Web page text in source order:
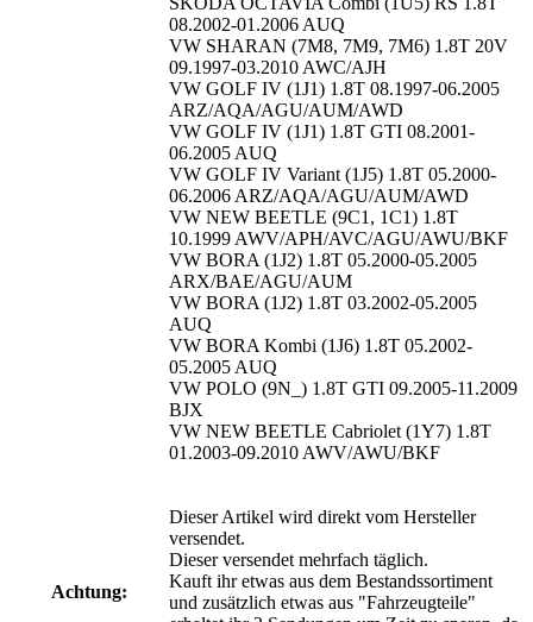
08.2002-01.2006 AUQ
VW SHARAN (7M8, 7M9, 7M6) 1.8T 20V
09.1997-03.2010 AWC/AJH
VW GOLF IV (1J1) 1.8T 08.1997-06.2005
ARZ/AQA/AGU/AUM/AWD
VW GOLF IV (1J1) 1.8T GTI 08.2001-
06.2005 AUQ
VW GOLF IV Variant (1J5) 1.8T 05.2000-
06.2006 ARZ/AQA/AGU/AUM/AWD
VW NEW BEETLE (9C1, 1C1) 1.8T
10.1999 AWV/APH/AVC/AGU/AWU/BKF
VW BORA (1J2) 1.8T 05.2000-05.2005
ARX/BAE/AGU/AUM
VW BORA (1J2) 1.8T 03.2002-05.2005
AUQ
VW BORA Kombi (1J6) 1.8T 05.2002-
05.2005 AUQ
VW POLO (9N_) 1.8T GTI 09.2005-11.2009
BJX
VW NEW BEETLE Cabriolet (1Y7) 1.8T
01.2003-09.2010 AWV/AWU/BKF
Achtung:
Dieser Artikel wird direkt vom Hersteller
versendet.
Dieser versendet mehrfach täglich.
Kauft ihr etwas aus dem Bestandssortiment
und zusätzlich etwas aus "Fahrzeugteile"